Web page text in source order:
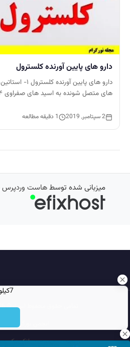
دارو های پایین آورنده کلسترول
های متصل شونده به اسید های صفراوی ۴- دارو هایی که جذب…
2 سپتامبر, 2019 1 دقیقه مطالعه
میزبانی شده توسطهاست وردپرس
تمامی حقوق محفوظ است © 2026
انجمن نورگرام
بانک عکس